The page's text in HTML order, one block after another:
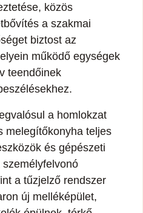
közös
a szakmai
biztost az
működő egységek
teendőinek
a homlokzat
melegítőkonyha teljes
és gépészeti
a tűzjelző rendszer
új melléképület,